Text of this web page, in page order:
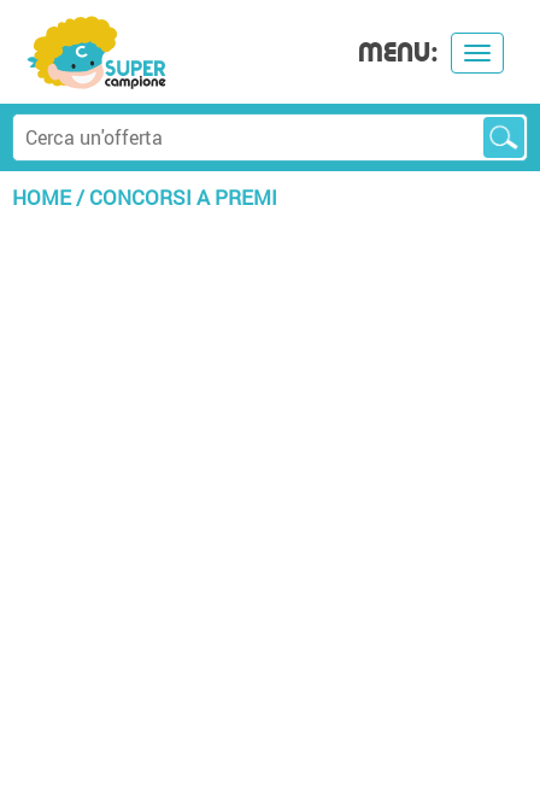
Toggle
MENU:
HOME/CONCORSI A PREMI